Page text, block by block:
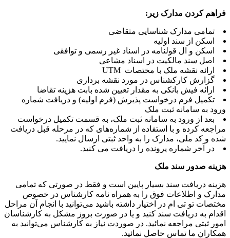
کردن مدارک زیر:
تمامی مدارک شناسایی متقاضی
اسکن از سند اولیه
اسکن و ال قولنامه در اسناد غیر رسمی و توافقی
اصل سند مالکیت در اسناد مشاعی
ارائه نقشه ملک با مختصات UTM
گزارش کارکشناس در مورد نقشه برداری
ارائه فیش بانکی به مقدار تعیین شده بابت هزینه تقاضا
تکمیل فرم درخواست پذیرش (فرم اولیه) و دریافت شماره
به سامانه ثبت ملک
بعد از ورود به سامانه ثبت ملک، به قسمت تکمیل درخواست
کرده و با استفاده از شماره‌های که در مرحله قبل دریافت
و کد ملی، مدارک را به واحد ثبتی ارسال نمایید.
در آخر شماره پرونده را دریافت می کنید.
صدور سند ملک
دریافت سند بسیار پایین است و فقط در صورتی که تمامی
و اطلاعات فوق را به همراه نامه کارشناس در خصوص
تو تی ام در اختیار داشته باشید می‌توانید با انجام آن مراحل
به دریافت سند کنید و یا در صورت بروز مشکل به کارشناسان
ثبتی مراجعه نمائید. در صوردت نیاز به کارشناس می‌توانید به
ما تماس حاصل نمائید.